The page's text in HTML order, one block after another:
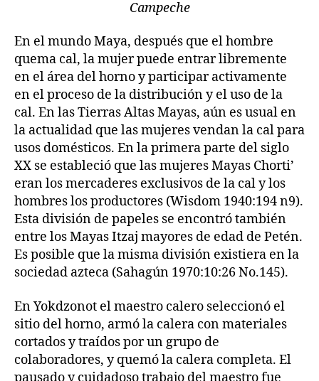
Campeche
En el mundo Maya, después que el hombre
quema cal, la mujer puede entrar libremente
en el área del horno y participar activamente
en el proceso de la distribución y el uso de la
cal. En las Tierras Altas Mayas, aún es usual en
la actualidad que las mujeres vendan la cal para
usos domésticos. En la primera parte del siglo
XX se estableció que las mujeres Mayas Chorti’
eran los mercaderes exclusivos de la cal y los
hombres los productores (Wisdom 1940:194 n9).
Esta división de papeles se encontró también
entre los Mayas Itzaj mayores de edad de Petén.
Es posible que la misma división existiera en la
sociedad azteca (Sahagún 1970:10:26 No.145).
En Yokdzonot el maestro calero seleccionó el
sitio del horno, armó la calera con materiales
cortados y traídos por un grupo de
colaboradores, y quemó la calera completa. El
pausado y cuidadoso trabajo del maestro fue